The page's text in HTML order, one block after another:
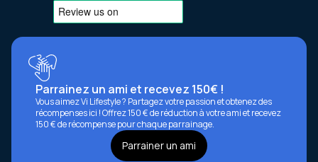
Parrainez un ami et recevez 150€ !
Vous aimez Vi Lifestyle ? Partagez votre passion et obtenez des
récompenses ici ! Offrez 150 € de réduction à votre ami et recevez
150 € de récompense pour chaque parrainage.
Parrainer un ami